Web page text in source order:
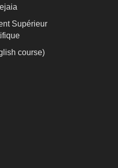
Supérieur
course)